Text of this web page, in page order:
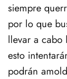
siempre
por lo que
llevar a cabo
esto
podrán